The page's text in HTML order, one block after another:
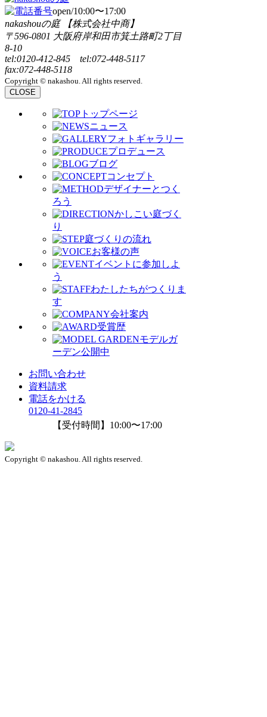
open/10:00〜17:00
nakashouの庭 【株式会社中商】
〒596-0801 大阪府岸和田市箕土路町2丁目
8-10
tel:0120-412-845 tel:072-448-5117
fax:072-448-5118
Copyright © nakashou. All rights reserved.
CLOSE
トップページ
ニュース
フォトギャラリー
プロデュース
ブログ
コンセプト
デザイナーとつく
ろう
かしこい庭づく
り
庭づくりの流れ
お客様の声
イベントに参加しよ
う
わたしたちがつくりま
す
会社案内
受賞歴
モデルガ
ーデン公開中
お問い合わせ
資料請求
電話をかける
0120-41-2845
【受付時間】10:00〜17:00
Copyright © nakashou. All rights reserved.